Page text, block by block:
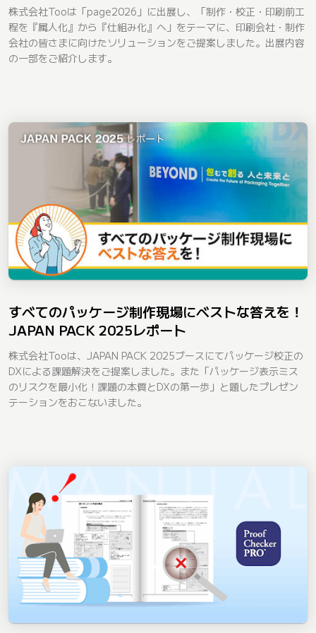
株式会社Tooは「page2026」に出展し、「制作・校正・印刷前工
程を『属人化』から『仕組み化』へ」をテーマに、印刷会社・制作
会社の皆さまに向けたソリューションをご提案しました。出展内容
の一部をご紹介します。
すべてのパッケージ制作現場にベストな答えを！
JAPAN PACK 2025レポート
株式会社Tooは、JAPAN PACK 2025ブースにてパッケージ校正の
DXによる課題解決をご提案しました。また「パッケージ表示ミス
のリスクを最小化！課題の本質とDXの第一歩」と題したプレゼン
テーションをおこないました。